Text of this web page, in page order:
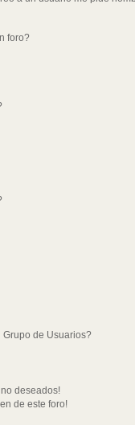
foro?
de Usuarios?
deseados!
de este foro!